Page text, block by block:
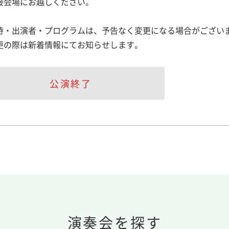
・出演者・プログラムは、予告なく変更になる場合がござい
の際は新着情報にてお知らせします。
公演終了
演奏会を探す